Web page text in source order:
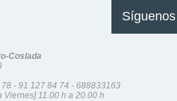
Coslada
78 - 91 127 84 74 - 688833163
11.00 h a 20.00 h